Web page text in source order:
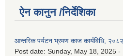
ऐन कानुन /निर्देशिका
आन्तरिक पर्यटन भ्रमण काज कार्यविधि, २०८२
Post date: Sunday, May 18, 2025 -